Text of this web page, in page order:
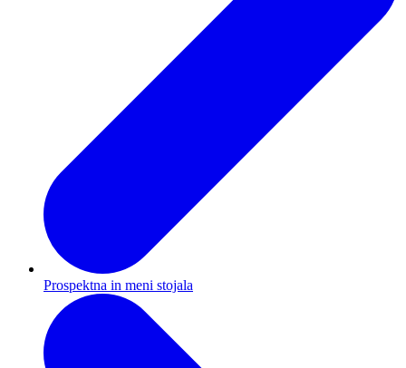
Prospektna in meni stojala